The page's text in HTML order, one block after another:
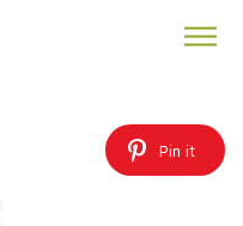
Pin it